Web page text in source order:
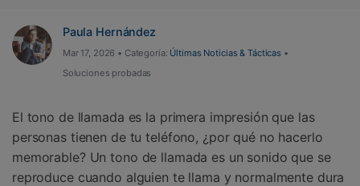
Herramientas Online
Guías
Blog
Transferencia de Datos
Reparación de Móviles
Protección del Móvil
Desbloqueo FRP en Android 16
Paula Hernández
Mar 17, 2026 • Categoría: Últimas Noticias & Tácticas •
Soluciones probadas
El tono de llamada es la primera impresión que las
personas tienen de tu teléfono, ¿por qué no hacerlo
memorable? Un tono de llamada es un sonido que se
reproduce cuando alguien te llama y normalmente dura